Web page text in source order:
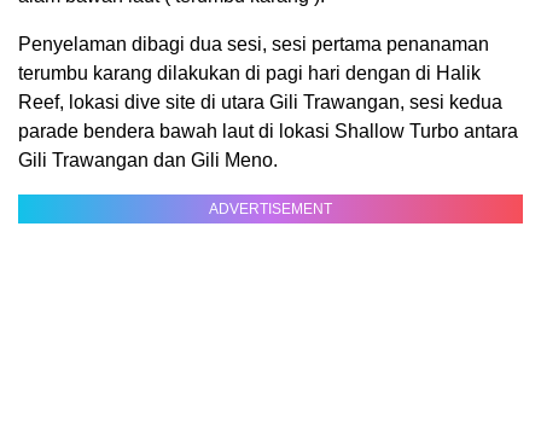
Penyelaman dibagi dua sesi, sesi pertama penanaman
terumbu karang dilakukan di pagi hari dengan di Halik
Reef, lokasi dive site di utara Gili Trawangan, sesi kedua
parade bendera bawah laut di lokasi Shallow Turbo antara
Gili Trawangan dan Gili Meno.
ADVERTISEMENT